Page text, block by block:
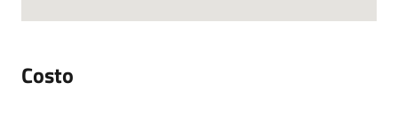
Costo